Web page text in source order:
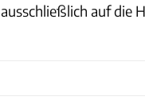
ausschließlich auf die